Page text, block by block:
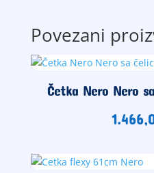
Povezani
Četka Nero Nero